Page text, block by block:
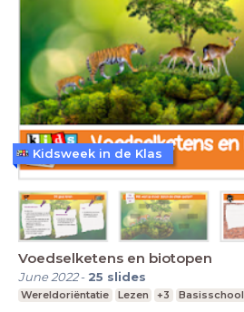
Voedselketens en biotopen
June 2022- 25 slides
Wereldoriëntatie Lezen +3 Basisschool
Kidsweek in de Klas